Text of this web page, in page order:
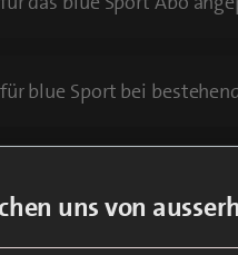
blue Sport bei
Kunden nicht den
uns von